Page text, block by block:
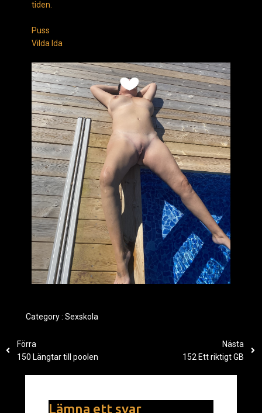
tiden.
Puss
Vilda Ida
Category : Sexskola
Förra
150 Längtar till poolen
Nästa
152 Ett riktigt GB
Lämna ett svar